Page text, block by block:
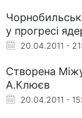
у прогресі
20.04.2011 -
Створена
А.Клюєв
20.04.2011 -